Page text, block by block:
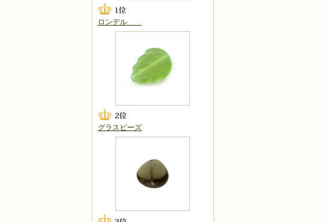
ロンデル
グラスビーズ